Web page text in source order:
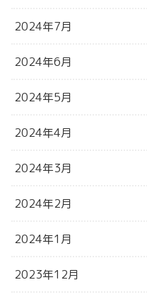
2024年7月
2024年6月
2024年5月
2024年4月
2024年3月
2024年2月
2024年1月
2023年12月